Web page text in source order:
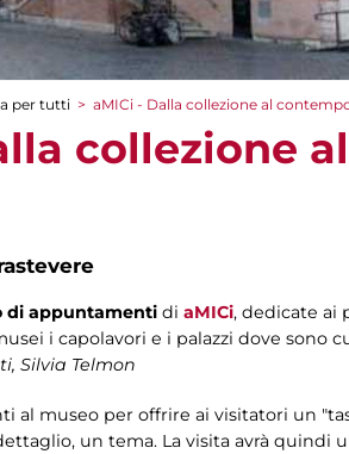
per tutti > aMICi - Dalla collezione al
collezione
di appuntamenti di aMICi, dedicate ai
i capolavori e i palazzi dove sono
Silvia Telmon
al museo per offrire ai visitatori un
un tema. La visita avrà